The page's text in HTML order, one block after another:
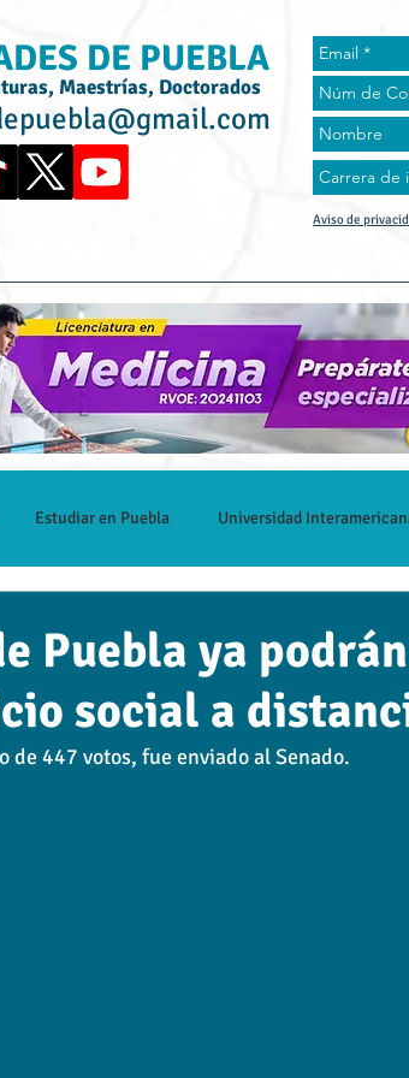
DE PUEBLA
Maestrías, Doctorados
Aviso de
Estudiar en Puebla Universidad
Edhalí Cultura Head line UTED
Puebla ya podrán
social a
de 447 votos, fue enviado al Senado.